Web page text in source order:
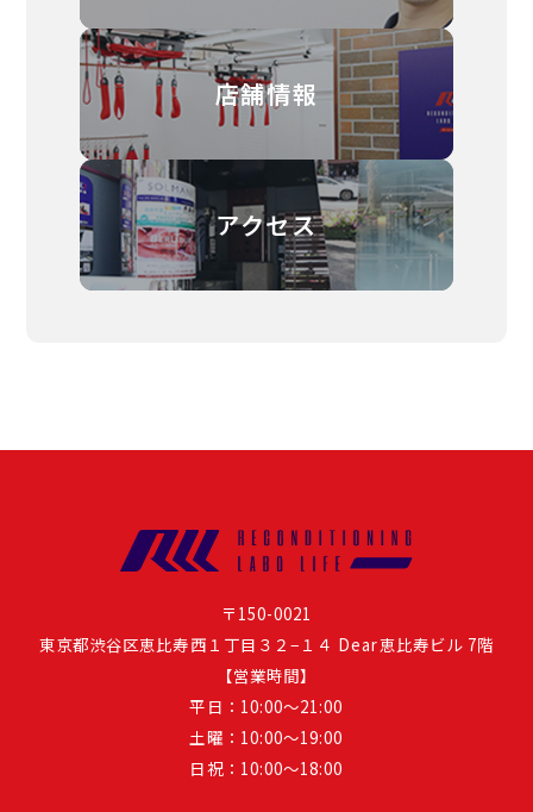
店舗情報
アクセス
〒150-0021
東京都渋谷区恵比寿西１丁目３２−１４ Dear恵比寿ビル 7階
【営業時間】
平日：10:00～21:00
土曜：10:00〜19:00
日祝：10:00〜18:00